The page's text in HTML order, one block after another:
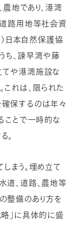
地であり、港湾
道路用地等社会資
日本自然保護協
ち、諫早湾や藤
や港湾施設な
れは、限られた
保するのは年々
ことで一時的な
。
まう。埋め立て
道、道路、農地等
整備のあり方を
」に具体的に盛